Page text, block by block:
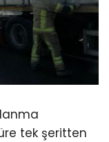
tek şeritten